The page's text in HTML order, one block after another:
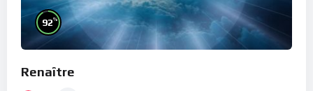
92%
Renaître